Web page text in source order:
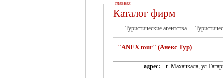
главная
Каталог фирм
Туристические агентства
"ANEX tour" (Анекс Тур)
адрес: г. Махачкала,